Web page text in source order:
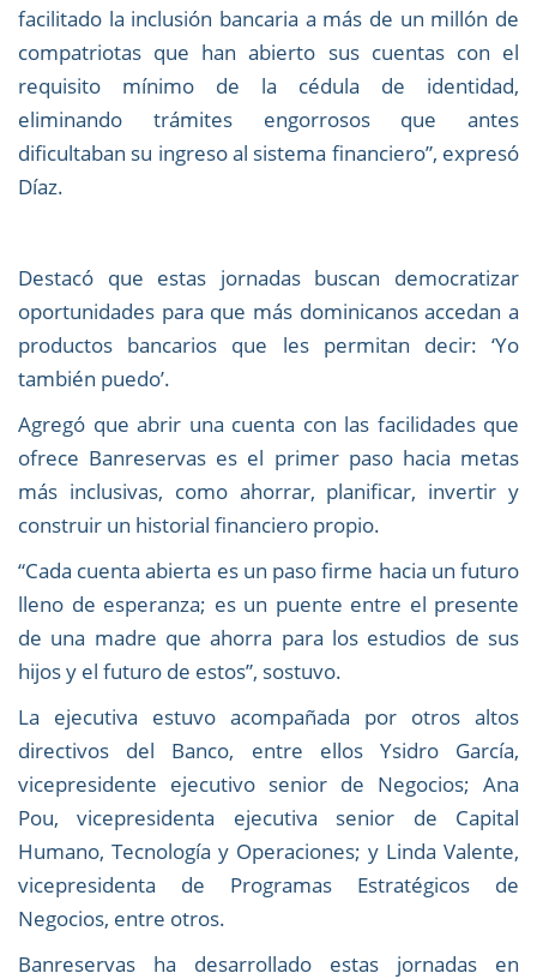
facilitado la inclusión bancaria a más de un millón de
compatriotas que han abierto sus cuentas con el
requisito mínimo de la cédula de identidad,
eliminando trámites engorrosos que antes
dificultaban su ingreso al sistema financiero”, expresó
Díaz.
Destacó que estas jornadas buscan democratizar
oportunidades para que más dominicanos accedan a
productos bancarios que les permitan decir: ‘Yo
también puedo’.
Agregó que abrir una cuenta con las facilidades que
ofrece Banreservas es el primer paso hacia metas
más inclusivas, como ahorrar, planificar, invertir y
construir un historial financiero propio.
“Cada cuenta abierta es un paso firme hacia un futuro
lleno de esperanza; es un puente entre el presente
de una madre que ahorra para los estudios de sus
hijos y el futuro de estos”, sostuvo.
La ejecutiva estuvo acompañada por otros altos
directivos del Banco, entre ellos Ysidro García,
vicepresidente ejecutivo senior de Negocios; Ana
Pou, vicepresidenta ejecutiva senior de Capital
Humano, Tecnología y Operaciones; y Linda Valente,
vicepresidenta de Programas Estratégicos de
Negocios, entre otros.
Banreservas ha desarrollado estas jornadas en